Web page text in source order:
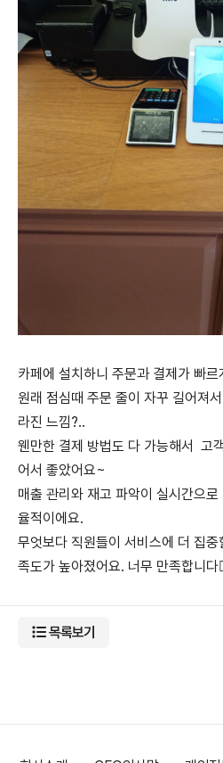
카페에 설치하니 주문과 결제가 빠
원래 점심때 주문 줄이 자꾸 길어져
라진 느낌?..
웬만한 결제 방법도 다 가능해서 고
어서 좋았어요~
매출 관리와 재고 파악이 실시간으
율적이에요.
무엇보다 직원들이 서비스에 더 집
족도가 높아졌어요. 너무 만족합니다
목록보기